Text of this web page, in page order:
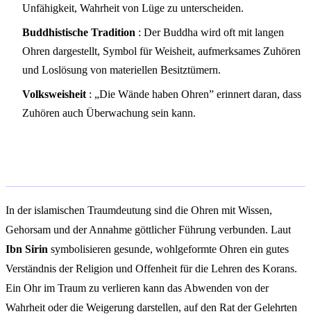
Unfähigkeit, Wahrheit von Lüge zu unterscheiden.
Buddhistische Tradition : Der Buddha wird oft mit langen
Ohren dargestellt, Symbol für Weisheit, aufmerksames Zuhören
und Loslösung von materiellen Besitztümern.
Volksweisheit : „Die Wände haben Ohren” erinnert daran, dass
Zuhören auch Überwachung sein kann.
In der islamischen Traumdeutung sind die Ohren mit Wissen,
Gehorsam und der Annahme göttlicher Führung verbunden. Laut
Ibn Sirin symbolisieren gesunde, wohlgeformte Ohren ein gutes
Verständnis der Religion und Offenheit für die Lehren des Korans.
Ein Ohr im Traum zu verlieren kann das Abwenden von der
Wahrheit oder die Weigerung darstellen, auf den Rat der Gelehrten